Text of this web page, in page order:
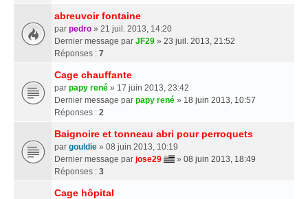
abreuvoir fontaine
par pedro » 21 juil. 2013, 14:20
Dernier message par JF29 » 23 juil. 2013, 21:52
Réponses : 7
Cage chauffante
par papy rené » 17 juin 2013, 23:42
Dernier message par papy rené » 18 juin 2013, 10:57
Réponses : 2
Baignoire et tonneau abri pour perroquets
par gouldie » 08 juin 2013, 10:19
Dernier message par jose29 » 08 juin 2013, 18:49
Réponses : 3
Cage hôpital